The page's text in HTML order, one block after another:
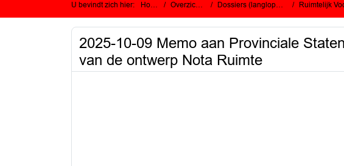
U bevindt zich hier: Home Overzichten Dossiers (langlopende) Ruimtelijk
2025-10-09 Memo aan Provinciale
van de ontwerp Nota Ruimte